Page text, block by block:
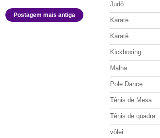
Postagem mais antiga
Judô
Karate
Karatê
Kickboxing
Malha
Pole Dance
Tênis de Mesa
Tênis de quadra
vôlei